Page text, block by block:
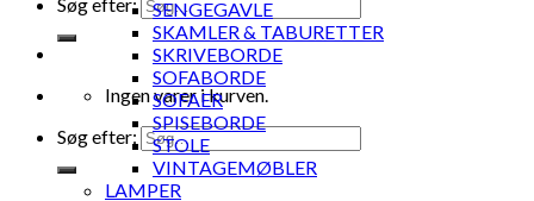
Ingen varer i kurven.
Søg efter:
SENGEGAVLE
SKAMLER & TABURETTER
SKRIVEBORDE
SOFABORDE
SOFAER
SPISEBORDE
STOLE
VINTAGEMØBLER
LAMPER